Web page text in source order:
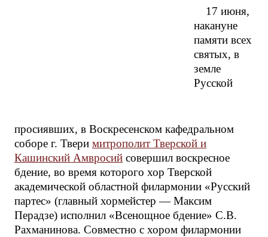
17 июня,
накануне
памяти всех
святых, в
земле
Русской
просиявших, в Воскресенском кафедральном
соборе г. Твери митрополит Тверской и
Кашинский Амвросий совершил воскресное
бдение, во время которого хор Тверской
академической областной филармонии «Русский
партес» (главный хормейстер — Максим
Перадзе) исполнил «Всенощное бдение» С.В.
Рахманинова. Совместно с хором филармонии